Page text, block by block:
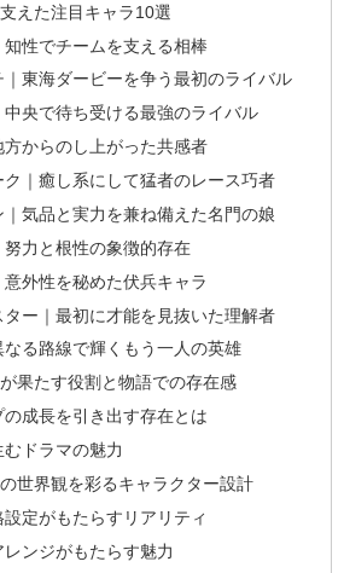
えた注目キャラ10選
性でチームを支える相棒
東海ダービーを争う最初のライバル
中央で待ち受ける最強のライバル
からのし上がった共感者
ク｜癒し系にして猛者のレース巧者
｜気品と実力を兼ね備えた名門の娘
力と根性の象徴的存在
外性を秘めた伏兵キャラ
ー｜最初に才能を見抜いた理解者
る路線で輝くもう一人の英雄
果たす役割と物語での存在感
成長を引き出す存在とは
ドラマの魅力
世界観を彩るキャラクター設計
定がもたらすリアリティ
ンジがもたらす魅力